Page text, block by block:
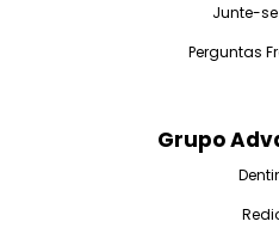
Junte-
Perguntas
Grupo